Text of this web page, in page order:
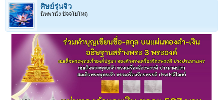
ศิษย์รุ่นจิ๋ว
นิพพานัง ปัจจโยโหตุ